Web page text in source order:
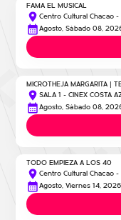
FAMA EL MUSICAL
Centro Cultural Chacao -
Agosto, Sábado 08,
MICROTHEJA MARGARITA |
SALA 1 - CINEX COSTA
Agosto, Sábado 08,
TODO EMPIEZA A LOS 40
Centro Cultural Chacao -
Agosto, Viernes 14, 2026